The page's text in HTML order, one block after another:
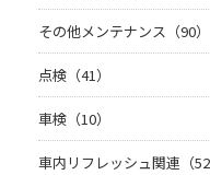
その他メンテナンス（90）
点検（41）
車検（10）
車内リフレッシュ関連（52